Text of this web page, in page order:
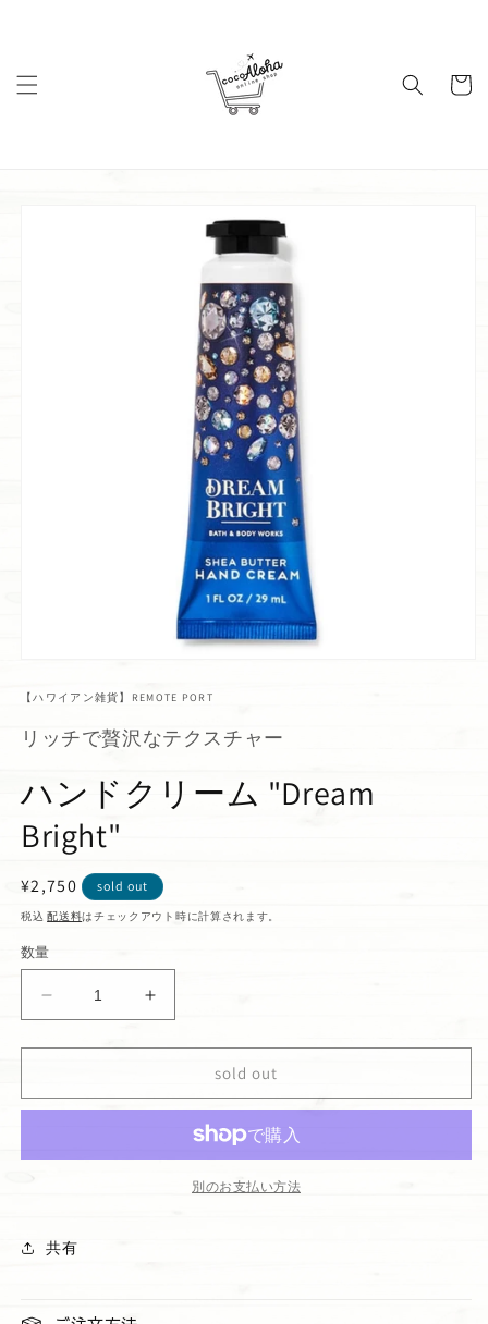
ー
【ハワイアン雑貨】REMOTE PORT
リッチで贅沢なテクスチャー
ハンドクリーム "Dream
Bright"
通
常
格
¥2,750 sold out
税込配送料はチェックアウト時に計算されます。
数量
リ
ム
の
数
を
ハ
リ
ム
&quot;Dream
sold out
別のお支払い方法
共有